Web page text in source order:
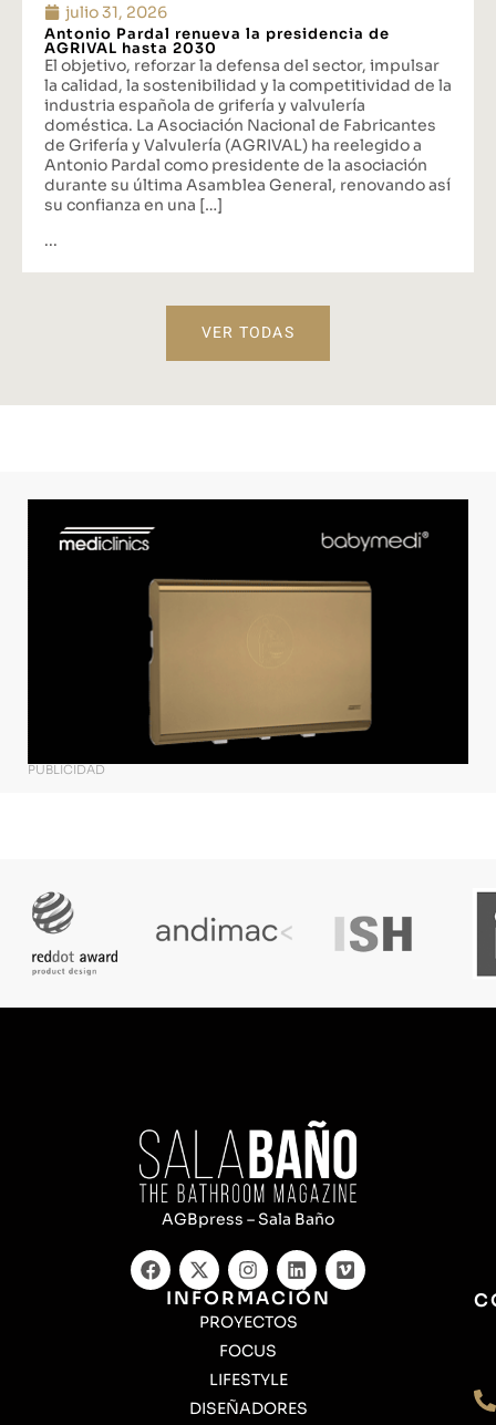
julio 31, 2026
Antonio Pardal renueva la presidencia de
AGRIVAL hasta 2030
El objetivo, reforzar la defensa del sector, impulsar
la calidad, la sostenibilidad y la competitividad de la
industria española de grifería y valvulería
doméstica. La Asociación Nacional de Fabricantes
de Grifería y Valvulería (AGRIVAL) ha reelegido a
Antonio Pardal como presidente de la asociación
durante su última Asamblea General, renovando así
su confianza en una […]
...
VER TODAS
PUBLICIDAD
AGBpress – Sala Baño
INFORMACIÓN
PROYECTOS
FOCUS
LIFESTYLE
DISEÑADORES